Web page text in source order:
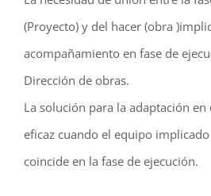
(Proyecto) y del hacer (obra
acompañamiento en fase de
Dirección de obras.
La solución para la adaptación
eficaz cuando el equipo
coincide en la fase de ejecución.